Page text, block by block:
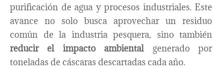
purificación de agua y procesos industriales. Este
avance no solo busca aprovechar un residuo
común de la industria pesquera, sino también
reducir el impacto ambientalgenerado por
toneladas de cáscaras descartadas cada año.